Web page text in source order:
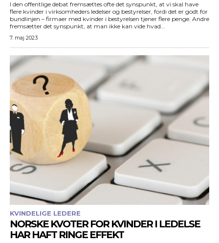
I den offentlige debat fremsættes ofte det synspunkt, at vi skal have
flere kvinder i virksomheders ledelser og bestyrelser, fordi det er godt for
bundlinjen – firmaer med kvinder i bestyrelsen tjener flere penge. Andre
fremsætter det synspunkt, at man ikke kan vide hvad...
7. maj 2023
KVINDELIGE LEDERE
NORSKE KVOTER FOR KVINDER I LEDELSE
HAR HAFT RINGE EFFEKT